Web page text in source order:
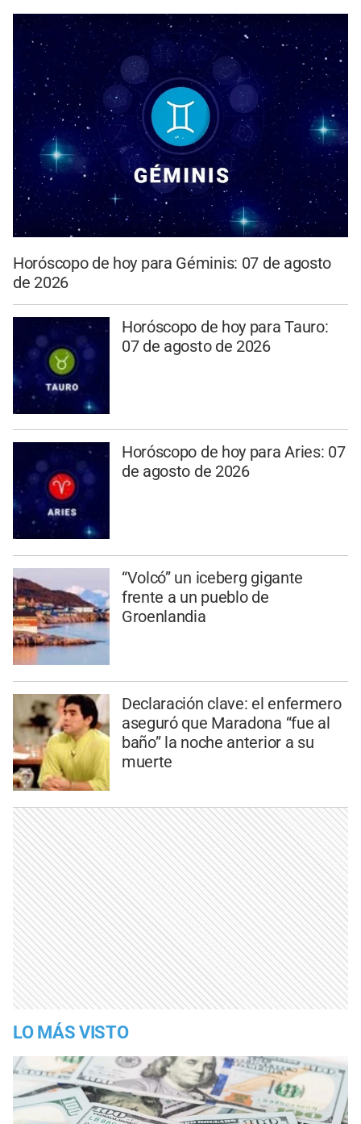
Horóscopo de hoy para Géminis: 07 de agosto
de 2026
Horóscopo de hoy para Tauro:
07 de agosto de 2026
Horóscopo de hoy para Aries: 07
de agosto de 2026
“Volcó” un iceberg gigante
frente a un pueblo de
Groenlandia
Declaración clave: el enfermero
aseguró que Maradona “fue al
baño” la noche anterior a su
muerte
LO MÁS VISTO